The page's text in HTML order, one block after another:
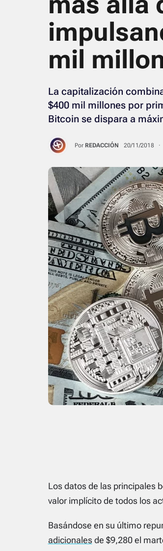
mil
La capitalización
$400 mil millones por
Bitcoin se dispara a
Por REDACCIÓN 20/11/2018
Los datos de las principales
valor implícito de todos los
Basándose en su último
adicionalesde $9,280 el